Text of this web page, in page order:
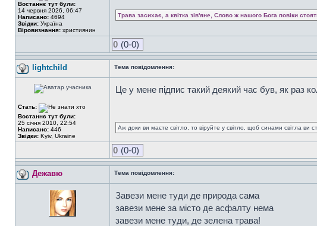
Востаннє тут були:
14 червня 2026, 06:47
Написано: 4694
Звідки: Україна
Віровизнання: християнин
Трава засихає, а квітка зів'яне, Слово ж нашого Бога повіки
0 (0-0)
lightchild Тема повідомлення:
Стать:
Востаннє тут були:
25 січня 2010, 22:54
Написано: 446
Звідки: Kyiv, Ukraine
Це у мене підпис такий деякий час був, як раз
Аж доки ви маєте світло, то віруйте у світло, щоб синами світла ви
0 (0-0)
Дежавю Тема повідомлення:
Завези мене туди де природа сама
завези мене за місто де асфалту нема
завези мене туди, де зелена трава!